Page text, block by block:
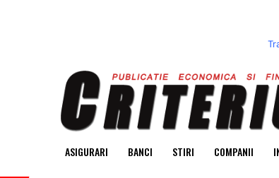
ASIGURARI BANCI STIRI COMPANII